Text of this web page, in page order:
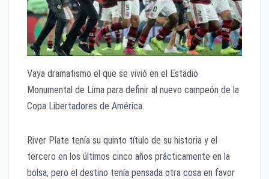
Vaya dramatismo el que se vivió en el Estadio
Monumental de Lima para definir al nuevo campeón de la
Copa Libertadores de América.
River Plate tenía su quinto título de su historia y el
tercero en los últimos cinco años prácticamente en la
bolsa, pero el destino tenía pensada otra cosa en favor